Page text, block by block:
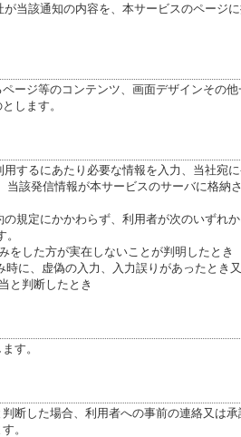
が当該通知の内容を、本サービスのページ
ージ等のコンテンツ、画面デザインその
します。
用するにあたり必要な情報を入力、当社宛
当該発信情報が本サービスのサーバに格納
の規定にかかわらず、利用者が次のいずれ
をした方が実在しないことが判明したとき
時に、虚偽の入力、入力誤りがあったとき
と判断したとき
す。
断した場合、利用者への事前の連絡又は
。